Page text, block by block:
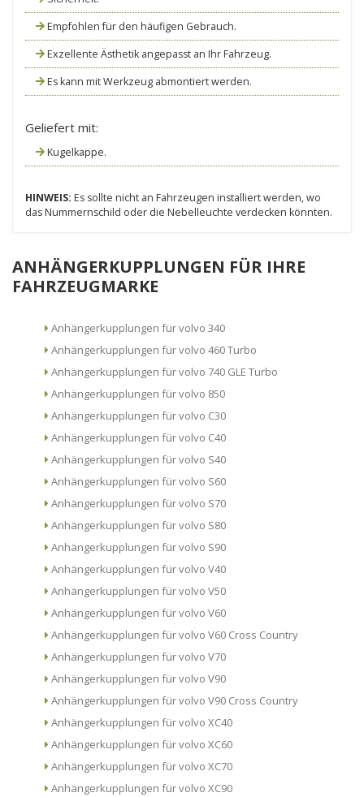
Empfohlen für den häufigen Gebrauch.
Exzellente Ästhetik angepasst an Ihr Fahrzeug.
Es kann mit Werkzeug abmontiert werden.
Geliefert mit:
Kugelkappe.
HINWEIS: Es sollte nicht an Fahrzeugen installiert werden, wo
das Nummernschild oder die Nebelleuchte verdecken könnten.
ANHÄNGERKUPPLUNGEN FÜR IHRE
FAHRZEUGMARKE
Anhängerkupplungen für volvo 340
Anhängerkupplungen für volvo 460 Turbo
Anhängerkupplungen für volvo 740 GLE Turbo
Anhängerkupplungen für volvo 850
Anhängerkupplungen für volvo C30
Anhängerkupplungen für volvo C40
Anhängerkupplungen für volvo S40
Anhängerkupplungen für volvo S60
Anhängerkupplungen für volvo S70
Anhängerkupplungen für volvo S80
Anhängerkupplungen für volvo S90
Anhängerkupplungen für volvo V40
Anhängerkupplungen für volvo V50
Anhängerkupplungen für volvo V60
Anhängerkupplungen für volvo V60 Cross Country
Anhängerkupplungen für volvo V70
Anhängerkupplungen für volvo V90
Anhängerkupplungen für volvo V90 Cross Country
Anhängerkupplungen für volvo XC40
Anhängerkupplungen für volvo XC60
Anhängerkupplungen für volvo XC70
Anhängerkupplungen für volvo XC90